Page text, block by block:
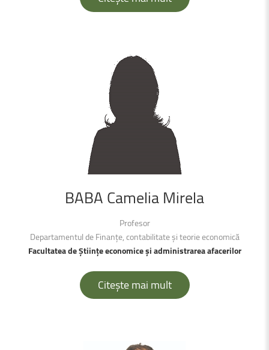
BABA Camelia Mirela
Profesor
Departamentul de Finanțe, contabilitate și teorie economică
Facultatea de Științe economice și administrarea afacerilor
Citește mai mult